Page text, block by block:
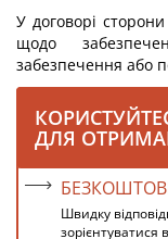
У договорі
щодо
забезпечення або
ДЛЯ
Швидку
зорієнтуватися